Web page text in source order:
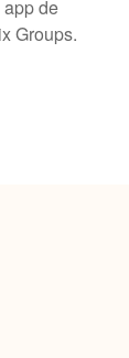
de
Groups.